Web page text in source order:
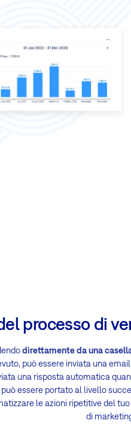
processo di
direttamente da una
può essere inviata una
una risposta automatica
essere portato al livello
le azioni ripetitive del
di